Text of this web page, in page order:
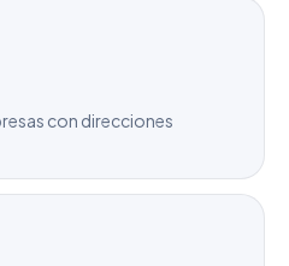
con direcciones